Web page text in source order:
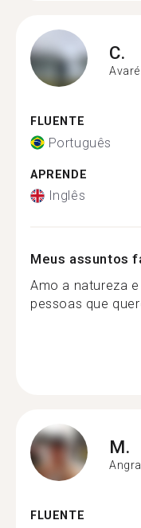
C.
Avaré
FLUENTE
Português
APRENDE
Inglês
Meus assuntos
Amo a natureza
pessoas que
M.
FLUENTE